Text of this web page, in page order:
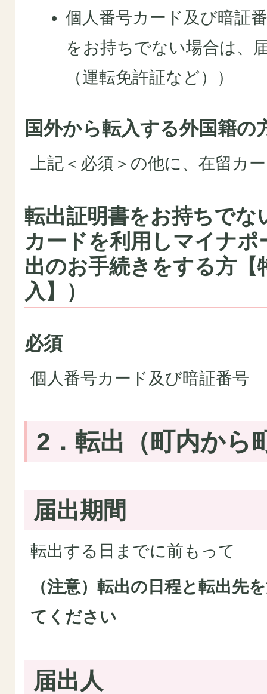
個人番号カード及び暗証
をお持ちでない場合は、
（運転免許証など））
国外から転入する外国籍の
上記＜必須＞の他に、在留カ
転出証明書をお持ちでな
カードを利用しマイナ
出のお手続きをする方【
入】）
必須
個人番号カード及び暗証番号
2．転出（町内から
届出期間
転出する日までに前もって
（注意）転出の日程と転出先
てください
届出人